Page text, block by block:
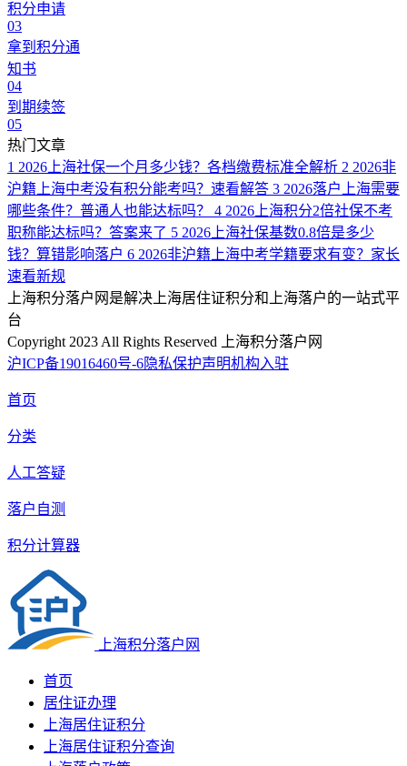
积分申请
03
拿到积分通
知书
04
到期续签
05
热门文章
1 2026上海社保一个月多少钱？各档缴费标准全解析 2 2026非
沪籍上海中考没有积分能考吗？速看解答 3 2026落户上海需要
哪些条件？普通人也能达标吗？
4 2026上海积分2倍社保不考
职称能达标吗？答案来了 5 2026上海社保基数0.8倍是多少
钱？算错影响落户 6 2026非沪籍上海中考学籍要求有变？家长
速看新规
上海积分落户网是解决上海居住证积分和上海落户的一站式平
台
Copyright 2023 All Rights Reserved 上海积分落户网
沪ICP备19016460号-6隐私保护声明机构入驻
首页
分类
人工答疑
落户自测
积分计算器
上海积分落户网
首页
居住证办理
上海居住证积分
上海居住证积分查询